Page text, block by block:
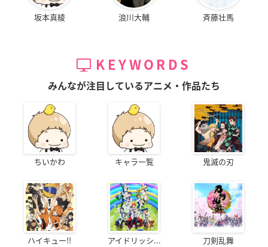
坂本真綾 浪川大輔 斉藤壮馬
KEYWORDS
みんなが注目しているアニメ・作品たち
ちいかわ キャラ一覧 鬼滅の刃
ハイキュー!! アイドリッシ... 刀剣乱舞